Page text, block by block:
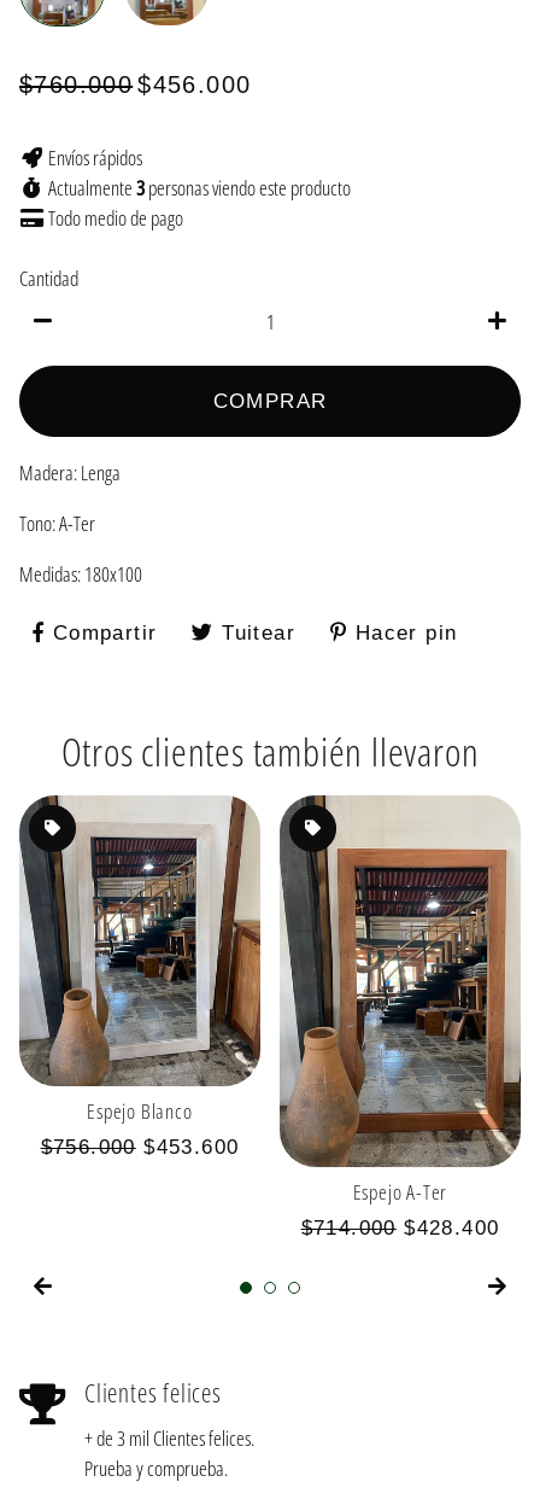
Precio
$760.000
Precio
oferta
$456.000
Envíos rápidos
Actualmente3personas viendo este producto
Todo mediode pago
Cantidad
COMPRAR
Madera: Lenga
Tono: A-Ter
Medidas: 180x100
Compartir Compartir
Tuitear TuitearHacer pin
Otros clientes también llevaron
Espejo Blanco
Precio
$756.000 Precio
$453.600
Espejo A-Ter
Precio
$714.000 Precio
$428.400
Clientes felices
+ de 3 mil Clientes felices.
Prueba y comprueba.